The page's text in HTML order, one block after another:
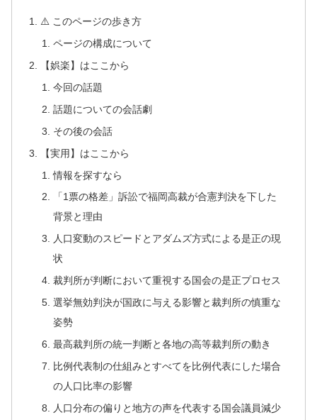
⚠️ このページの歩き方
ページの構成について
【娯楽】はここから
今回の話題
話題についての会話劇
その後の会話
【実用】はここから
情報を探すなら
「1票の格差」訴訟で福岡高裁が合憲判決を下した
背景と理由
人口変動のスピードとアダムズ方式による是正の現
状
裁判所が判断において重視する国会の是正プロセス
選挙無効判決が国政に与える影響と裁判所の慎重な
姿勢
最高裁判所の統一判断と各地の高等裁判所の動き
比例代表制の仕組みとすべてを比例代表にした場合
の人口比率の影響
人口分布の偏りと地方の声を代表する国会議員減少